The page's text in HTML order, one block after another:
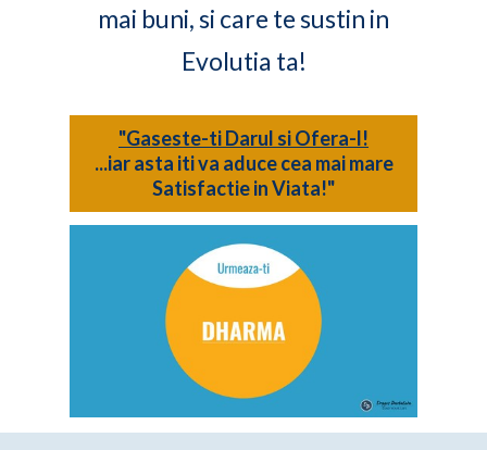
mai buni, si care te sustin in
Evolutia ta!
"Gaseste-ti Darul si Ofera-l!
...iar asta iti va aduce cea mai mare
Satisfactie in Viata!"